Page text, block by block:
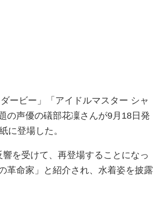
ービー」「アイドルマスター シャ
の声優の礒部花凜さんが9月18日発
に登場した。
を受けて、再登場することになっ
革命家」と紹介され、水着姿を披露